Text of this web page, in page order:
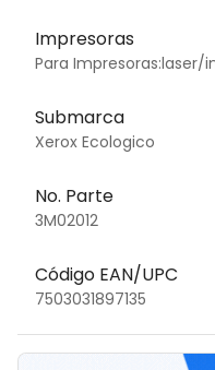
Impresoras
Para
Submarca
Xerox Ecologico
No. Parte
3M02012
Código EAN/UPC
7503031897135